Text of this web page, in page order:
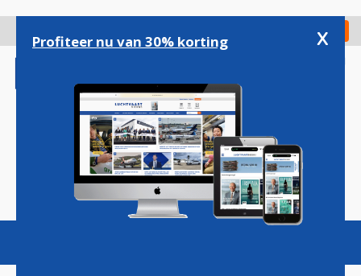
gaan
Check in
Magazine Podcasts Vacatures
Profiteer nu van 30% korting x